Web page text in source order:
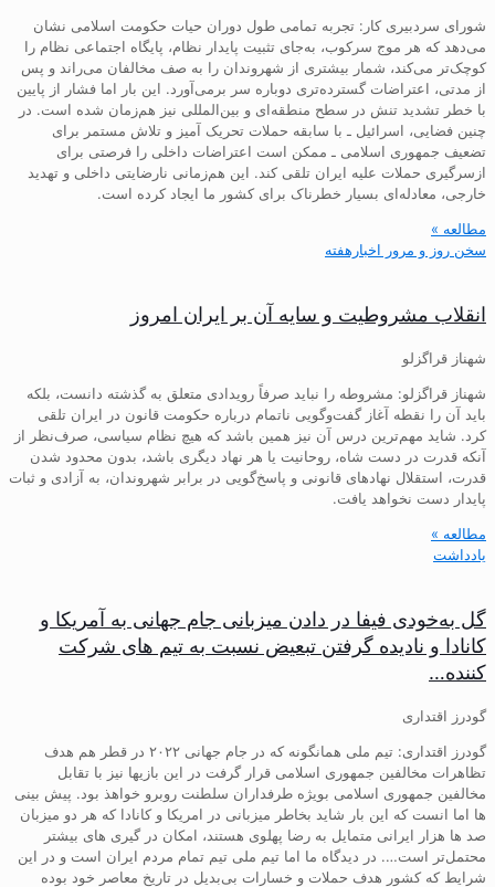
شورای سردبیری کار: تجربه تمامی طول دوران حیات حکومت اسلامی نشان
می‌دهد که هر موج سرکوب، به‌جای تثبیت پایدار نظام، پایگاه اجتماعی نظام را
کوچک‌تر می‌کند، شمار بیشتری از شهروندان را به صف مخالفان می‌راند و پس
از مدتی، اعتراضات گسترده‌تری دوباره سر برمی‌آورد. این بار اما فشار از پایین
با خطر تشدید تنش در سطح منطقه‌ای و بین‌المللی نیز هم‌زمان شده است. در
چنین فضایی، اسرائیل ـ با سابقه حملات تحریک آمیز و تلاش مستمر برای
تضعیف جمهوری اسلامی ـ ممکن است اعتراضات داخلی را فرصتی برای
ازسرگیری حملات علیه ایران تلقی کند. این هم‌زمانی نارضایتی داخلی و تهدید
خارجی، معادله‌ای بسیار خطرناک برای کشور ما ایجاد کرده است.
مطالعه »
سخن روز و مرور اخبارهفته
انقلاب مشروطیت و سایه آن بر ایران امروز
شهناز قراگزلو
شهناز قراگزلو: مشروطه را نباید صرفاً رویدادی متعلق به گذشته دانست، بلکه
باید آن را نقطه آغاز گفت‌وگویی ناتمام درباره حکومت قانون در ایران تلقی
کرد. شاید مهم‌ترین درس آن نیز همین باشد که هیچ نظام سیاسی، صرف‌نظر از
آنکه قدرت در دست شاه، روحانیت یا هر نهاد دیگری باشد، بدون محدود شدن
قدرت، استقلال نهادهای قانونی و پاسخ‌گویی در برابر شهروندان، به آزادی و ثبات
پایدار دست نخواهد یافت.
مطالعه »
یادداشت
گل به‌خودی فیفا در دادن میزبانی جام جهانی به آمریکا و
کانادا و نادیده گرفتن تبعیض نسبت به تیم های شرکت
کننده…
گودرز اقتداری
گودرز اقتداری: تیم ملی همانگونه که در جام جهانی ۲۰۲۲ در قطر هم هدف
تظاهرات مخالفین جمهوری اسلامی قرار گرفت در این بازیها نیز با تقابل
مخالفین جمهوری اسلامی بویژه طرفداران سلطنت روبرو خواهذ بود. پیش بینی
ها اما انست که این بار شاید بخاطر میزبانی در امریکا و کانادا که هر دو میزبان
صد ها هزار ایرانی متمایل به رضا پهلوی هستند، امکان در گیری های بیشتر
محتمل‌تر است…. در دیدگاه ما اما تیم ملی تیم تمام مردم ایران است و در این
شرایط که کشور هدف حملات و خسارات بی‌بدیل در تاریخ معاصر خود بوده